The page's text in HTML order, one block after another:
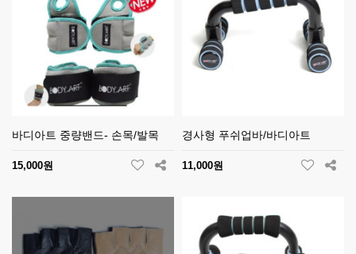
바디아트 중량밴드- 손목/발목
15,000원
경사형 푸쉬업바/바디아트
11,000원